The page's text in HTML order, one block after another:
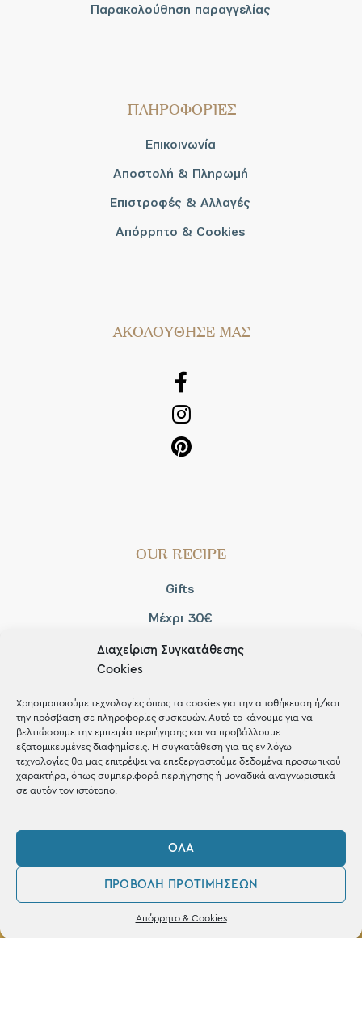
Διαχείριση Συγκατάθεσης
Cookies
Χρησιμοποιούμε τεχνολογίες όπως τα cookies για την αποθήκευση ή/και
την πρόσβαση σε πληροφορίες συσκευών. Αυτό το κάνουμε για να
βελτιώσουμε την εμπειρία περιήγησης και να προβάλλουμε
εξατομικευμένες διαφημίσεις. Η συγκατάθεση για τις εν λόγω
τεχνολογίες θα μας επιτρέψει να επεξεργαστούμε δεδομένα προσωπικού
χαρακτήρα, όπως συμπεριφορά περιήγησης ή μοναδικά αναγνωριστικά
σε αυτόν τον ιστότοπο.
ΌΛΑ
ΠΡΟΒΟΛΉ ΠΡΟΤΙΜΉΣΕΩΝ
Απόρρητο & Cookies
Δεν βρέθηκε κανένα προϊόν που να
ταιριάζει με την επιλογή σας.
Παρακολούθηση παραγγελίας
ΠΛΗΡΟΦΟΡΙΕΣ
Επικοινωνία
Αποστολή & Πληρωμή
Επιστροφές & Αλλαγές
Απόρρητο & Cookies
AΚΟΛΟΥΘΗΣΕ ΜΑΣ
OUR RECIPE
Gifts
Μέχρι 30€
Blog
Shop the look
ΚΑΤΑΣΤΗΜΑ
2421 217300
Δευ / Τετ / Σαβ: 09:00 - 15:00
Τριτ / Πεμ / Παρ: 09:00 - 21:00
Φίλτρα
0